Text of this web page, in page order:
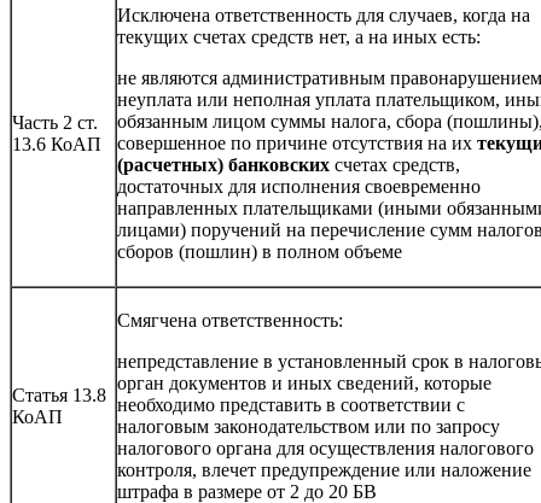
Часть 2 ст.
13.6 КоАП
Исключена ответственность для случаев, когда на
текущих счетах средств нет, а на иных есть:
не являются административным правонарушением
неуплата или неполная уплата плательщиком,
обязанным лицом суммы налога, сбора
совершенное по причине отсутствия на их
(расчетных) банковских счетах средств,
достаточных для исполнения своевременно
направленных плательщиками (иными
лицами) поручений на перечисление сумм
сборов (пошлин) в полном объеме
Статья 13.8
КоАП
Смягчена ответственность:
непредставление в установленный срок в
орган документов и иных сведений, которые
необходимо представить в соответствии с
налоговым законодательством или по запросу
налогового органа для осуществления налогового
контроля, влечет предупреждение или наложение
штрафа в размере от 2 до 20 БВ